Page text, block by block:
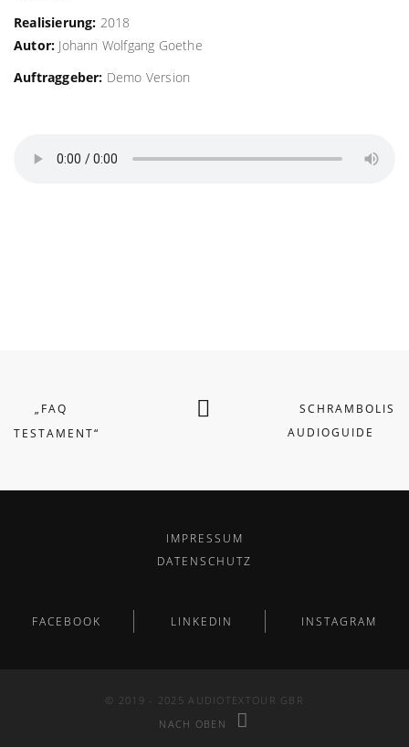
Realisierung: 2018
Autor: Johann Wolfgang Goethe
Auftraggeber: Demo Version
„FAQ
TESTAMENT“
SCHRAMBOLIS
AUDIOGUIDE
IMPRESSUM
DATENSCHUTZ
FACEBOOK LINKEDIN INSTAGRAM
© 2019 - 2025 AUDIOTEXTOUR GBR
NACH OBEN